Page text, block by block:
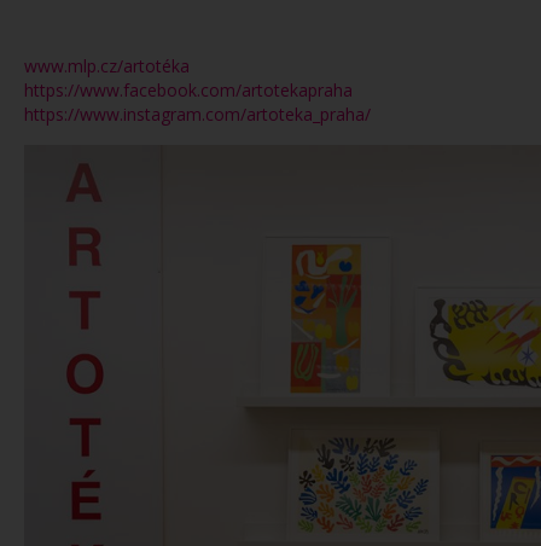
www.mlp.cz/artotéka
https://www.facebook.com/artotekapraha
https://www.instagram.com/artoteka_praha/